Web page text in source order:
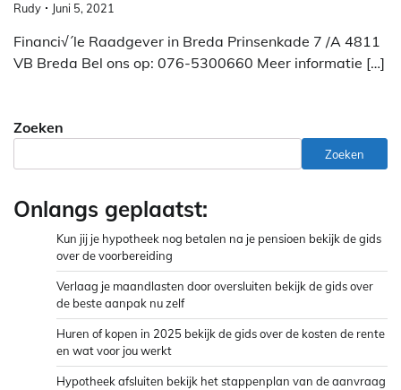
Rudy Juni 5, 2021
Financi√´le Raadgever in Breda Prinsenkade 7 /A 4811
VB Breda Bel ons op: 076-5300660 Meer informatie […]
Zoeken
Zoeken
Onlangs geplaatst:
Kun jij je hypotheek nog betalen na je pensioen bekijk de gids
over de voorbereiding
Verlaag je maandlasten door oversluiten bekijk de gids over
de beste aanpak nu zelf
Huren of kopen in 2025 bekijk de gids over de kosten de rente
en wat voor jou werkt
Hypotheek afsluiten bekijk het stappenplan van de aanvraag